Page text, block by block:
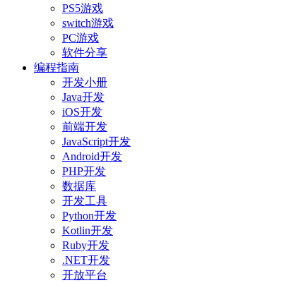
PS5游戏
switch游戏
PC游戏
软件分享
编程指南
开发小册
Java开发
iOS开发
前端开发
JavaScript开发
Android开发
PHP开发
数据库
开发工具
Python开发
Kotlin开发
Ruby开发
.NET开发
开放平台